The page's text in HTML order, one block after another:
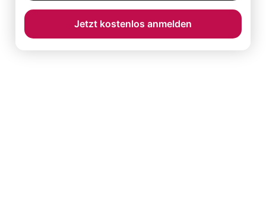
Jetzt kostenlos anmelden